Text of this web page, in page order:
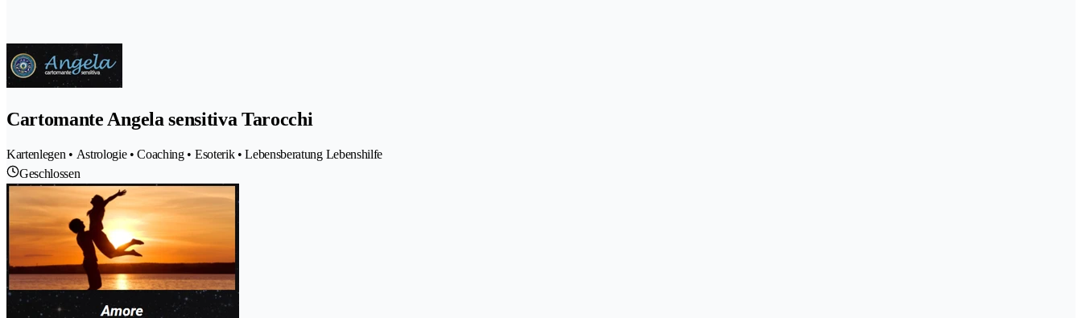
Cartomante Angela sensitiva Tarocchi
Kartenlegen • Astrologie • Coaching • Esoterik • Lebensberatung Lebenshilfe
Geschlossen